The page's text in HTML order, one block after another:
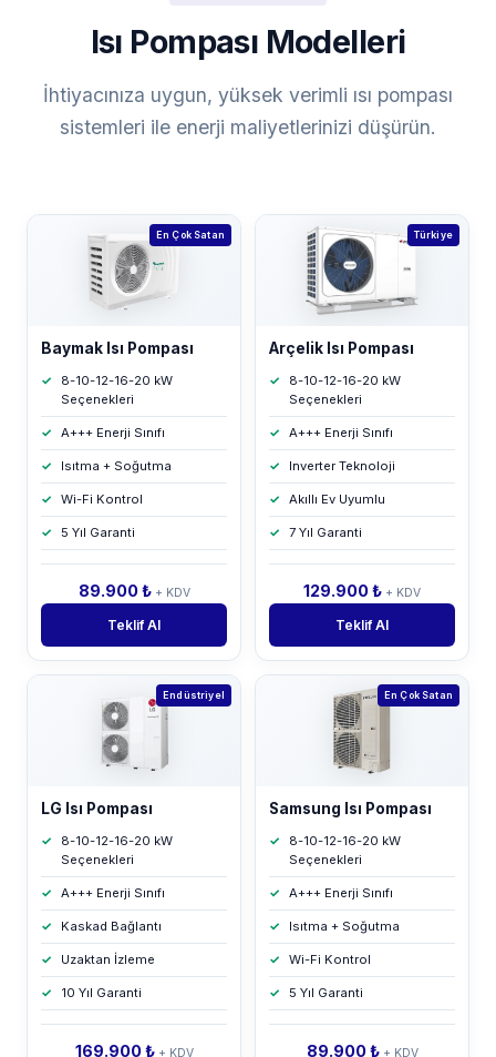
Isı Pompası Modelleri
İhtiyacınıza uygun, yüksek verimli ısı pompası
sistemleri ile enerji maliyetlerinizi düşürün.
En Çok Satan
Baymak Isı Pompası
8-10-12-16-20 kW
Seçenekleri
A+++ Enerji Sınıfı
Isıtma + Soğutma
Wi-Fi Kontrol
5 Yıl Garanti
89.900 ₺ + KDV
Teklif Al
Türkiye
Arçelik Isı Pompası
8-10-12-16-20 kW
Seçenekleri
A+++ Enerji Sınıfı
Inverter Teknoloji
Akıllı Ev Uyumlu
7 Yıl Garanti
129.900 ₺ + KDV
Teklif Al
Endüstriyel
LG Isı Pompası
8-10-12-16-20 kW
Seçenekleri
A+++ Enerji Sınıfı
Kaskad Bağlantı
Uzaktan İzleme
10 Yıl Garanti
169.900 ₺ + KDV
En Çok Satan
Samsung Isı Pompası
8-10-12-16-20 kW
Seçenekleri
A+++ Enerji Sınıfı
Isıtma + Soğutma
Wi-Fi Kontrol
5 Yıl Garanti
89.900 ₺ + KDV